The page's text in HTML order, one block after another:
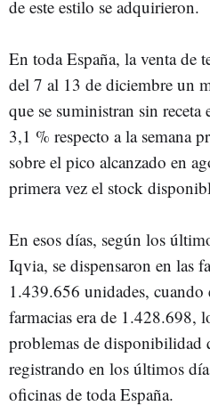
de este estilo se adquirieron.
En toda España, la venta de
del 7 al 13 de diciembre un
que se suministran sin
3,1 % respecto a la semana
sobre el pico alcanzado en
primera vez el stock
En esos días, según los
Iqvia, se dispensaron en las
1.439.656 unidades, cuando
farmacias era de 1.428.698,
problemas de disponibilidad
registrando en los últimos
oficinas de toda España.